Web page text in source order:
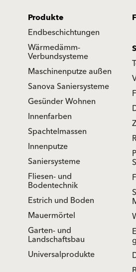
Produkte
Endbeschichtungen
Wärmedämm-
Verbundsysteme
Maschinenputze außen
Sanova Saniersysteme
Gesünder Wohnen
Innenfarben
Spachtelmassen
Innenputze
Saniersysteme
Fliesen- und
Bodentechnik
Estrich und Boden
Mauermörtel
Garten- und
Landschaftsbau
Universalprodukte